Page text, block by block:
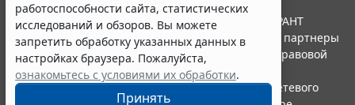
работоспособности сайта, статистических
исследований и обзоров. Вы можете
запретить обработку указанных данных в
настройках браузера. Пожалуйста,
ознакомьтесь с условиями их обработки.
Принять
© ООО "НПП "ГАРАНТ-СЕРВИС", 2026. Система ГАРАНТ
выпускается с 1990 года. Компания "Гарант" и ее партнеры
являются участниками Российской ассоциации правовой
информации ГАРАНТ.
Портал ГАРАНТ.РУ зарегистрирован в качестве сетевого